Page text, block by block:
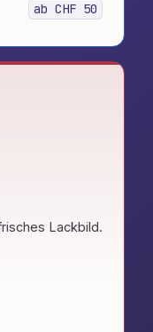
ab CHF 50
Lackbild.